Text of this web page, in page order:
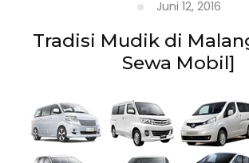
Juni 12, 2016
Tradisi Mudik di
Sewa Mobil]